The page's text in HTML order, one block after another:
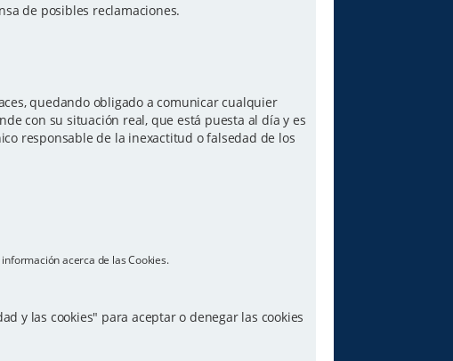
de posibles reclamaciones.
quedando obligado a comunicar cualquier
con su situación real, que está puesta al día y es
responsable de la inexactitud o falsedad de los
acerca de las Cookies.
y las cookies" para aceptar o denegar las cookies